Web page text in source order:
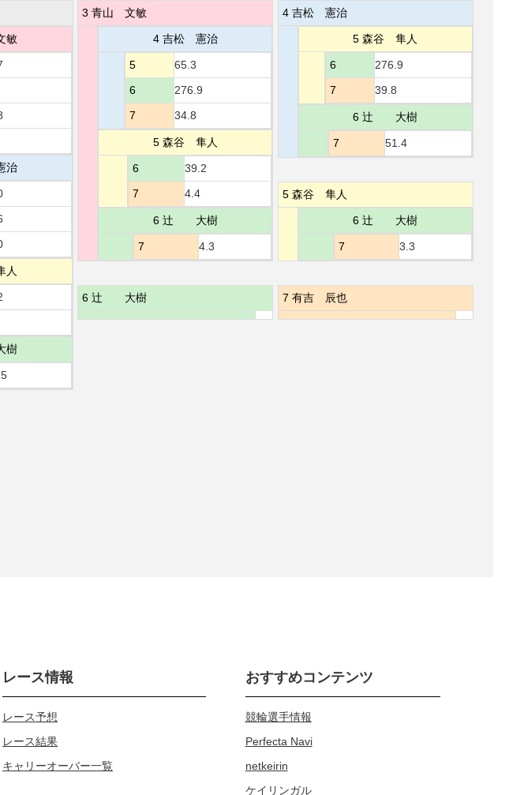
敏
治
人
3 青山 文敏
4 吉松 憲治
5
65.3
6
276.9
7
34.8
5 森谷 隼人
6
39.2
7
4.4
6 辻 大樹
7 4.3
4 吉松 憲治
5 森谷 隼人
6
276.9
7
39.8
6 辻 大樹
7 51.4
5 森谷 隼人
6 辻 大樹
7 3.3
6 辻 大樹 7 有吉 辰也
レース情報
レース予想
レース結果
キャリーオーバー一覧
おすすめコンテンツ
競輪選手情報
Perfecta Navi
netkeirin
ケイリンガル